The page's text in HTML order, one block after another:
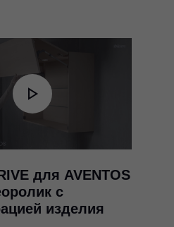
для AVENTOS
с
изделия